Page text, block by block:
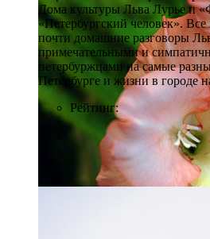
Дома культуры Льва Лурье и
«Петербургский человек».
почти домашние разговоры
примечательными и
петербуржцами на самые
Петербурге и жизни в городе
Рейтинг: